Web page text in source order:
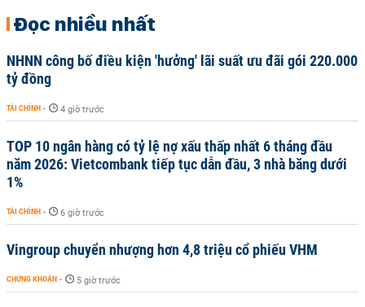
Đọc nhiều nhất
NHNN công bố điều kiện 'hưởng' lãi suất ưu đãi gói 220.000
tỷ đồng
TÀI CHÍNH - 4 giờ trước
TOP 10 ngân hàng có tỷ lệ nợ xấu thấp nhất 6 tháng đầu
năm 2026: Vietcombank tiếp tục dẫn đầu, 3 nhà băng dưới
1%
TÀI CHÍNH - 6 giờ trước
Vingroup chuyển nhượng hơn 4,8 triệu cổ phiếu VHM
CHỨNG KHOÁN - 5 giờ trước